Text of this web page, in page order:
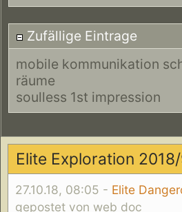
Zufällige Eintrage
mobile kommunikation
räume
soulless 1st impression
Elite Exploration
27.10.18, 08:05 - Elite
gepostet von web doc